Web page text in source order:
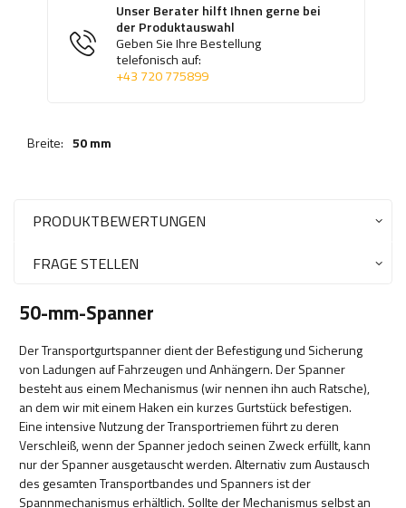
Unser Berater hilft Ihnen gerne bei
der Produktauswahl
Geben Sie Ihre Bestellung
telefonisch auf:
+43 720 775899
Breite: 50 mm
PRODUKTBEWERTUNGEN
FRAGE STELLEN
50-mm-Spanner
Der Transportgurtspanner dient der Befestigung und Sicherung
von Ladungen auf Fahrzeugen und Anhängern. Der Spanner
besteht aus einem Mechanismus (wir nennen ihn auch Ratsche),
an dem wir mit einem Haken ein kurzes Gurtstück befestigen.
Eine intensive Nutzung der Transportriemen führt zu deren
Verschleiß, wenn der Spanner jedoch seinen Zweck erfüllt, kann
nur der Spanner ausgetauscht werden. Alternativ zum Austausch
des gesamten Transportbandes und Spanners ist der
Spannmechanismus erhältlich. Sollte der Mechanismus selbst an